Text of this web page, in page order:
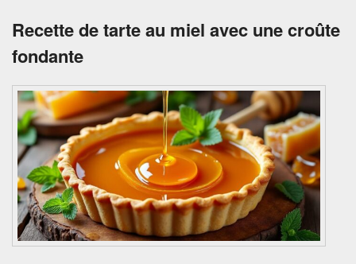
Recette de tarte au miel avec une croûte
fondante